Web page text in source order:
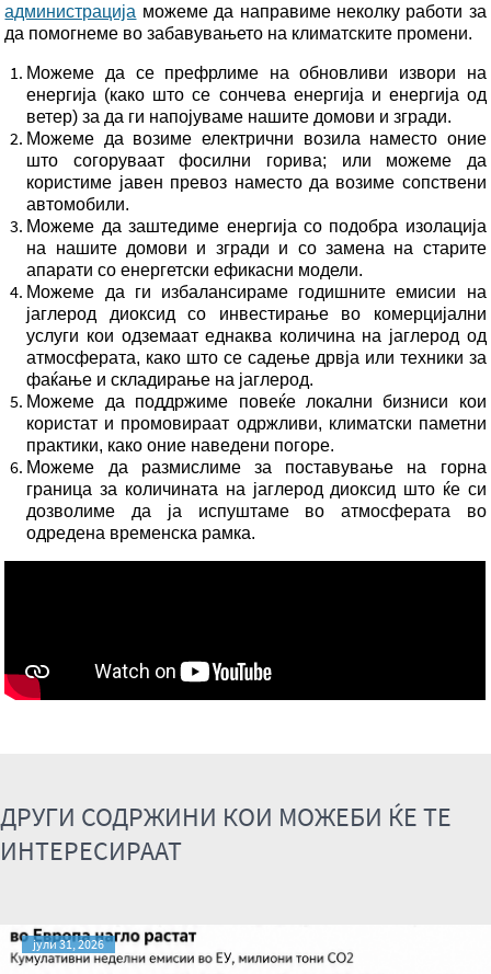
администрација можеме да направиме неколку работи за
да помогнеме во забавувањето на климатските промени.
Можеме да се префрлиме на обновливи извори на
енергија (како што се сончева енергија и енергија од
ветер) за да ги напојуваме нашите домови и згради.
Можеме да возиме електрични возила наместо оние
што согоруваат фосилни горива; или можеме да
користиме јавен превоз наместо да возиме сопствени
автомобили.
Можеме да заштедиме енергија со подобра изолација
на нашите домови и згради и со замена на старите
апарати со енергетски ефикасни модели.
Можеме да ги избалансираме годишните емисии на
јаглерод диоксид со инвестирање во комерцијални
услуги кои одземаат еднаква количина на јаглерод од
атмосферата, како што се садење дрвја или техники за
фаќање и складирање на јаглерод.
Можеме да поддржиме повеќе локални бизниси кои
користат и промовираат одржливи, климатски паметни
практики, како оние наведени погоре.
Можеме да размислиме за поставување на горна
граница за количината на јаглерод диоксид што ќе си
дозволиме да ја испуштаме во атмосферата во
одредена временска рамка.
ДРУГИ СОДРЖИНИ КОИ МОЖЕБИ ЌЕ ТЕ
ИНТЕРЕСИРААТ
јули 31, 2026